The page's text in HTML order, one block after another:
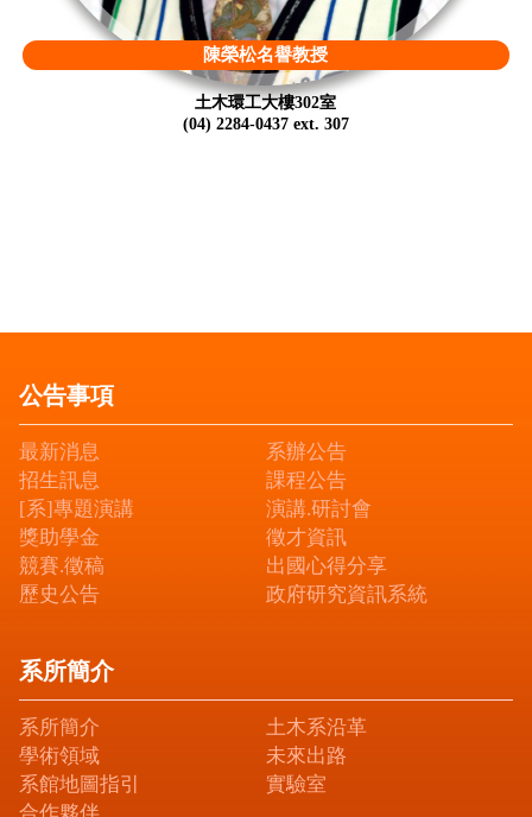
公告事項
最新消息
系辦公告
招生訊息
課程公告
[系]專題演講
演講.研討會
獎助學金
徵才資訊
競賽.徵稿
出國心得分享
歷史公告
政府研究資訊系統
系所簡介
系所簡介
土木系沿革
學術領域
未來出路
系館地圖指引
實驗室